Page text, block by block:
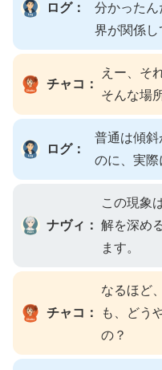
ログ：
分かった
界が関係し
チャコ：
えー、そ
そんな場
ログ：
普通は傾
のに、実際
ナヴィ：
この現象
解を深め
ます。
チャコ：
なるほど
も、どう
の？